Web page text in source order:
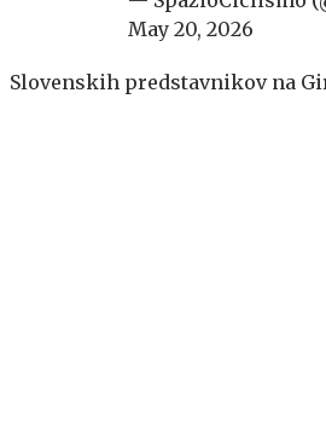
May 20, 2026
Slovenskih predstavnikov na